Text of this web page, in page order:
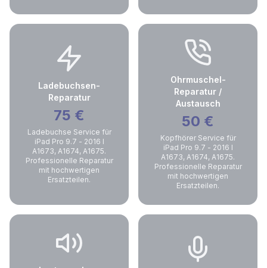
Ladebuchsen-
Reparatur
75 €
Ladebuchse Service für
iPad Pro 9.7 - 2016 I
A1673, A1674, A1675.
Professionelle Reparatur
mit hochwertigen
Ersatzteilen.
Ohrmuschel-
Reparatur /
Austausch
50 €
Kopfhörer Service für
iPad Pro 9.7 - 2016 I
A1673, A1674, A1675.
Professionelle Reparatur
mit hochwertigen
Ersatzteilen.